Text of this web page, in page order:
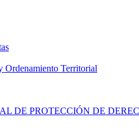
Ordenamiento Territorial
DE PROTECCIÓN DE